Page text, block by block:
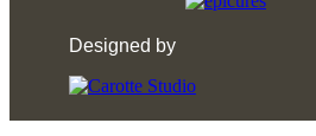
Designed by